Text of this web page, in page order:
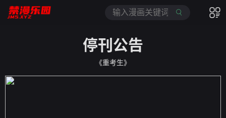
停刊公告
《重考生》